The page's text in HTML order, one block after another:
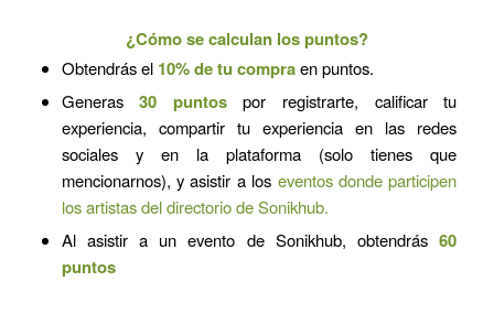
¿Cómo se calculan los puntos?
Obtendrás el 10% de tu compraen puntos.
Generas30 puntospor registrarte, calificar tu
experiencia, compartir tu experiencia en las redes
sociales y en la plataforma (solo tienes que
mencionarnos), y asistir a los eventos donde participen
los artistas del directorio de Sonikhub.
Al asistir a un evento de Sonikhub, obtendrás60
puntos